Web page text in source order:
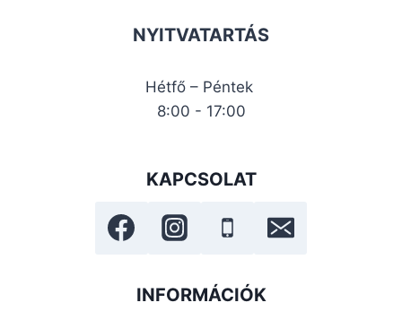
NYITVATARTÁS
Hétfő – Péntek
8:00 - 17:00
KAPCSOLAT
INFORMÁCIÓK